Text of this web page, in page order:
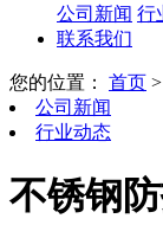
公司新闻 行
联系我们
您的位置： 首页 >
公司新闻
行业动态
不锈钢